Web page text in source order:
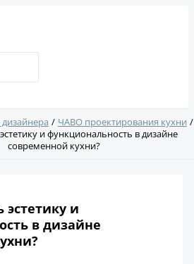
ЧАВО проектирования кухни
и функциональность в дизайне
современной кухни?
эстетику и
в дизайне